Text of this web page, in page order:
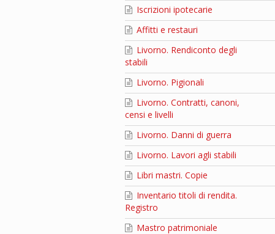
Iscrizioni ipotecarie
Affitti e restauri
Livorno. Rendiconto degli
stabili
Livorno. Pigionali
Livorno. Contratti, canoni,
censi e livelli
Livorno. Danni di guerra
Livorno. Lavori agli stabili
Libri mastri. Copie
Inventario titoli di rendita.
Registro
Mastro patrimoniale